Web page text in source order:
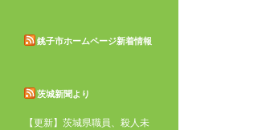
銚子市ホームページ新着情報
茨城新聞より
【更新】茨城県職員、殺人未